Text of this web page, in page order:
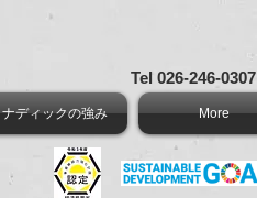
Tel 026-246-0307
ナディックの強み More